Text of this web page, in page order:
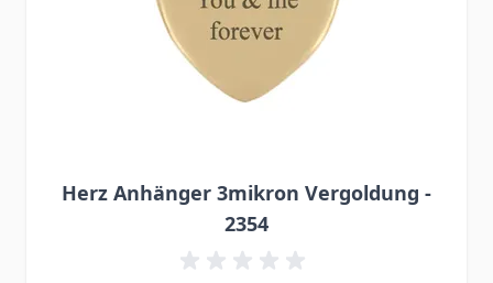
Herz Anhänger 3mikron Vergoldung -
2354